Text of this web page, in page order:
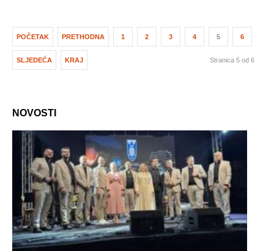
POČETAK PRETHODNA 1 2 3 4 5 6
SLJEDEĆA KRAJ Stranica 5 od 6
NOVOSTI